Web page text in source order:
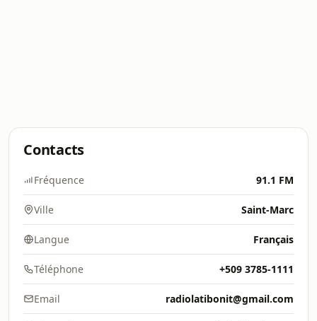
Contacts
Fréquence 91.1 FM
Ville Saint-Marc
Langue Français
Téléphone +509 3785-1111
Email radiolatibonit@gmail.com